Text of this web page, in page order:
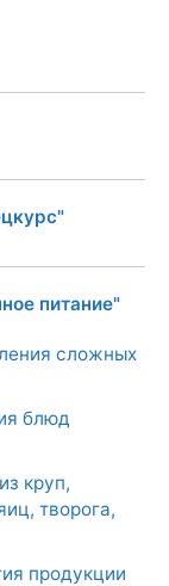
питание"
сложных
блюд
круп,
творога,
продукции